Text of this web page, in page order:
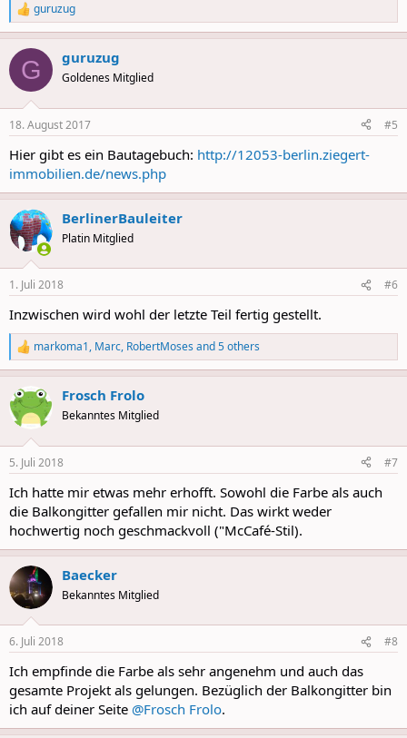
R
e
a
c
i
s
guruzug
G guruzug
Goldenes Mitglied
18. August 2017 #5
Hier gibt es ein Bautagebuch: http://12053-berlin.ziegert-
immobilien.de/news.php
BerlinerBauleiter
Platin Mitglied
1. Juli 2018 #6
Inzwischen wird wohl der letzte Teil fertig gestellt.
R
e
a
c
t
i
s
markoma1, Marc, RobertMoses and 5 others
Frosch Frolo
Bekanntes Mitglied
5. Juli 2018 #7
Ich hatte mir etwas mehr erhofft. Sowohl die Farbe als auch
die Balkongitter gefallen mir nicht. Das wirkt weder
hochwertig noch geschmackvoll ("McCafé-Stil).
Baecker
Bekanntes Mitglied
6. Juli 2018 #8
Ich empfinde die Farbe als sehr angenehm und auch das
gesamte Projekt als gelungen. Bezüglich der Balkongitter bin
ich auf deiner Seite @Frosch Frolo.